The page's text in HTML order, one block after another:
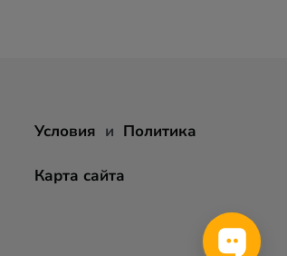
Условия и Политика
Карта сайта